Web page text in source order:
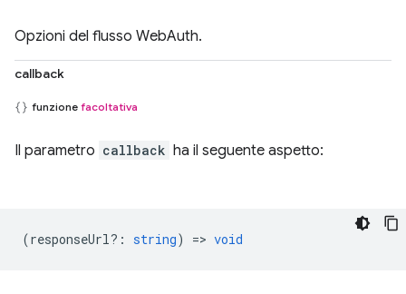
Opzioni del flusso WebAuth.
callback
funzione facoltativa
Il parametro callback ha il seguente aspetto:
(responseUrl? : string) => void